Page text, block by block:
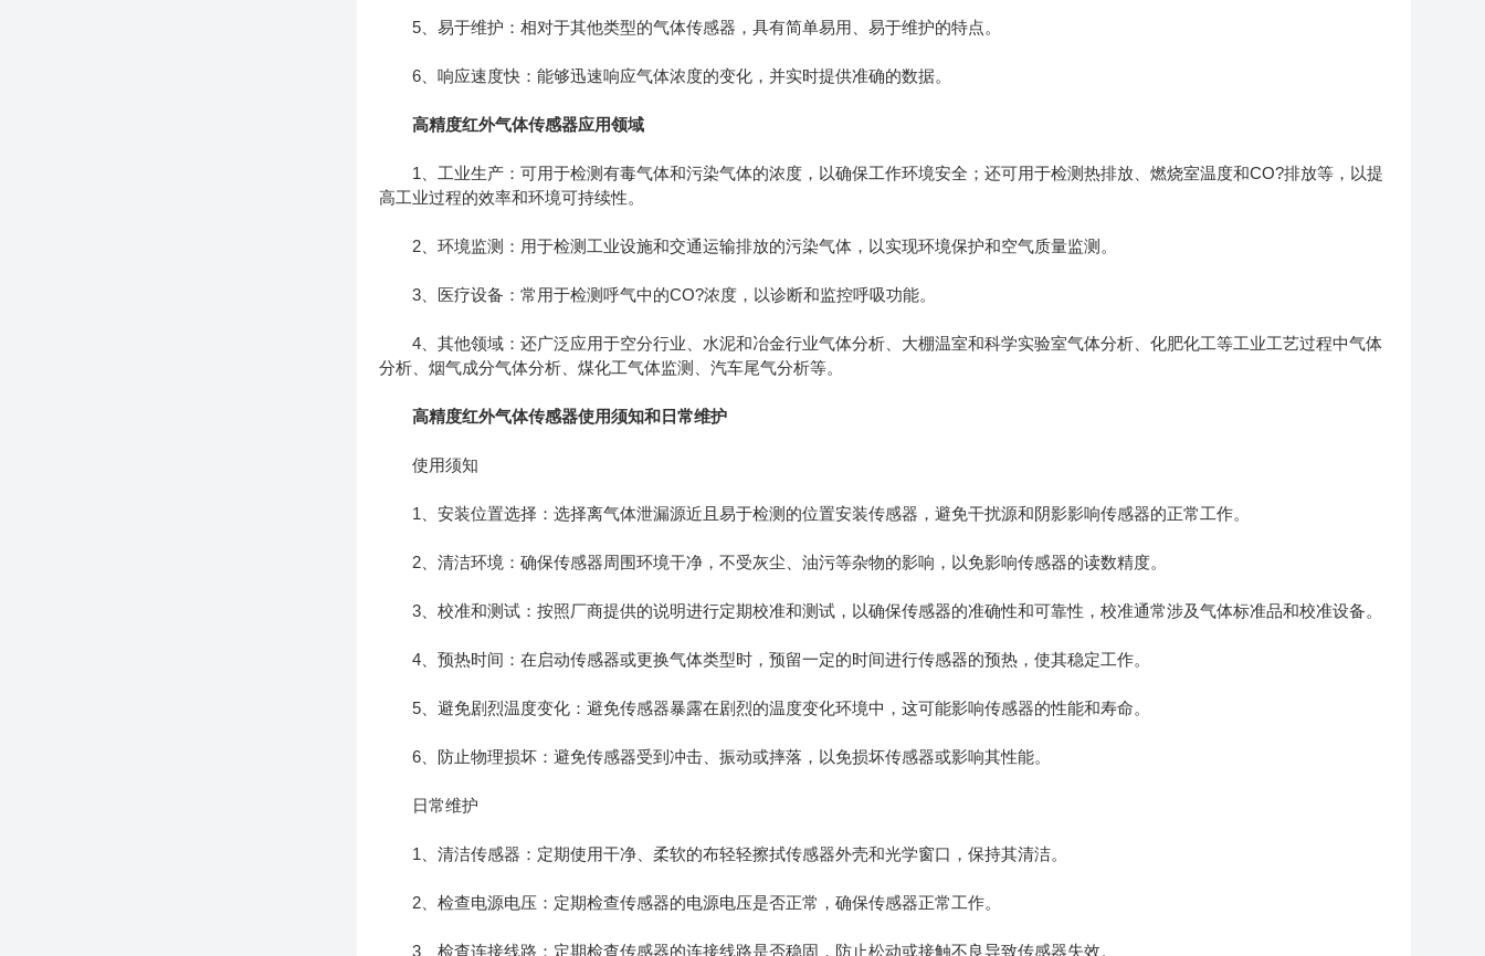
5、易于维护：相对于其他类型的气体传感器，具有简单易用、易于维护的特点。
6、响应速度快：能够迅速响应气体浓度的变化，并实时提供准确的数据。
高精度红外气体传感器应用领域
1、工业生产：可用于检测有毒气体和污染气体的浓度，以确保工作环境安全；还可用于检测热排放、燃烧室温度和CO?排放等，以提
高工业过程的效率和环境可持续性。
2、环境监测：用于检测工业设施和交通运输排放的污染气体，以实现环境保护和空气质量监测。
3、医疗设备：常用于检测呼气中的CO?浓度，以诊断和监控呼吸功能。
4、其他领域：还广泛应用于空分行业、水泥和冶金行业气体分析、大棚温室和科学实验室气体分析、化肥化工等工业工艺过程中气体
分析、烟气成分气体分析、煤化工气体监测、汽车尾气分析等。
高精度红外气体传感器使用须知和日常维护
使用须知
1、安装位置选择：选择离气体泄漏源近且易于检测的位置安装传感器，避免干扰源和阴影影响传感器的正常工作。
2、清洁环境：确保传感器周围环境干净，不受灰尘、油污等杂物的影响，以免影响传感器的读数精度。
3、校准和测试：按照厂商提供的说明进行定期校准和测试，以确保传感器的准确性和可靠性，校准通常涉及气体标准品和校准设备。
4、预热时间：在启动传感器或更换气体类型时，预留一定的时间进行传感器的预热，使其稳定工作。
5、避免剧烈温度变化：避免传感器暴露在剧烈的温度变化环境中，这可能影响传感器的性能和寿命。
6、防止物理损坏：避免传感器受到冲击、振动或摔落，以免损坏传感器或影响其性能。
日常维护
1、清洁传感器：定期使用干净、柔软的布轻轻擦拭传感器外壳和光学窗口，保持其清洁。
2、检查电源电压：定期检查传感器的电源电压是否正常，确保传感器正常工作。
3、检查连接线路：定期检查传感器的连接线路是否稳固，防止松动或接触不良导致传感器失效。